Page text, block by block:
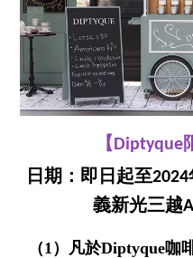
【Diptyque
日期：即日起至
義新光三越
（1）凡於Diptyque